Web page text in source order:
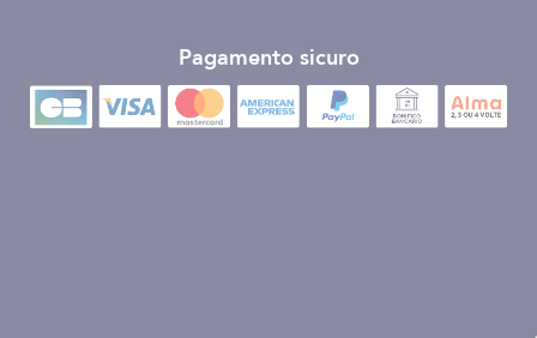
Pagamento sicuro